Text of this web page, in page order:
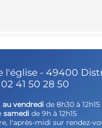
l'église - 49400
02 41 50 28 50
au vendredi de 8h30 à 12h15
samedi de 9h à 12h15
l'après-midi sur rendez-